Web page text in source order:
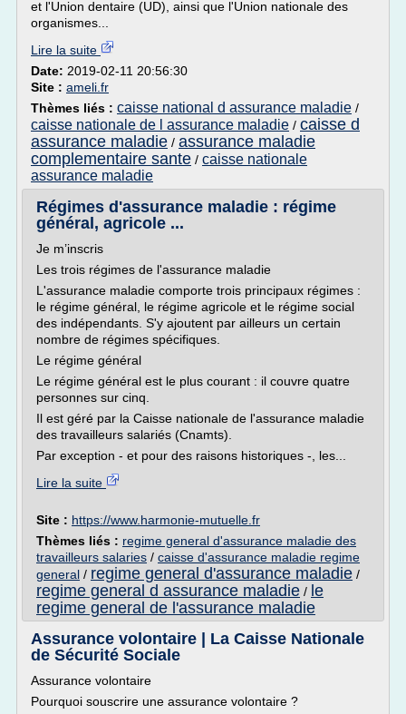
et l'Union dentaire (UD), ainsi que l'Union nationale des
organismes...
Lire la suite
Date: 2019-02-11 20:56:30
Site : ameli.fr
Thèmes liés : caisse national d assurance maladie /
caisse nationale de l assurance maladie / caisse d
assurance maladie / assurance maladie
complementaire sante / caisse nationale
assurance maladie
Régimes d'assurance maladie : régime
général, agricole ...
Je m’inscris
Les trois régimes de l'assurance maladie
L'assurance maladie comporte trois principaux régimes :
le régime général, le régime agricole et le régime social
des indépendants. S'y ajoutent par ailleurs un certain
nombre de régimes spécifiques.
Le régime général
Le régime général est le plus courant : il couvre quatre
personnes sur cinq.
Il est géré par la Caisse nationale de l'assurance maladie
des travailleurs salariés (Cnamts).
Par exception - et pour des raisons historiques -, les...
Lire la suite
Site : https://www.harmonie-mutuelle.fr
Thèmes liés : regime general d'assurance maladie des
travailleurs salaries / caisse d'assurance maladie regime
general / regime general d'assurance maladie /
regime general d assurance maladie / le
regime general de l'assurance maladie
Assurance volontaire | La Caisse Nationale
de Sécurité Sociale
Assurance volontaire
Pourquoi souscrire une assurance volontaire ?